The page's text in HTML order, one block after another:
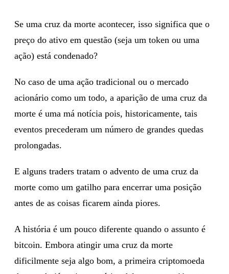
Se uma cruz da morte acontecer, isso significa que o
preço do ativo em questão (seja um token ou uma
ação) está condenado?
No caso de uma ação tradicional ou o mercado
acionário como um todo, a aparição de uma cruz da
morte é uma má notícia pois, historicamente, tais
eventos precederam um número de grandes quedas
prolongadas.
E alguns traders tratam o advento de uma cruz da
morte como um gatilho para encerrar uma posição
antes de as coisas ficarem ainda piores.
A história é um pouco diferente quando o assunto é
bitcoin. Embora atingir uma cruz da morte
dificilmente seja algo bom, a primeira criptomoeda